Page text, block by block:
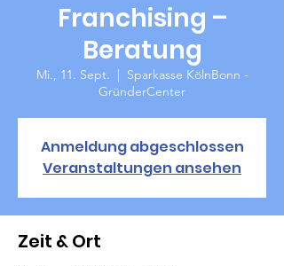
Franchising –
Beratung
Mi., 11. Sept.
  |
Sparkasse KölnBonn -
GründerCenter
Anmeldung abgeschlossen
Veranstaltungen ansehen
Zeit & Ort